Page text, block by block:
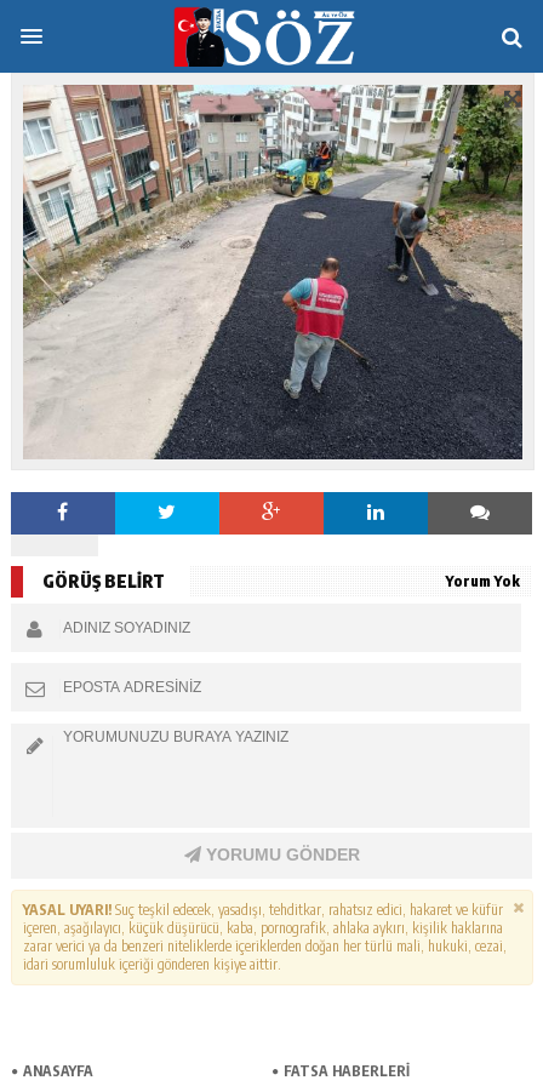
GÖRÜŞ BELİRT Yorum Yok
YORUMU GÖNDER
YASAL UYARI!Suç teşkil edecek, yasadışı, tehditkar, rahatsız edici, hakaret ve küfür
içeren, aşağılayıcı, küçük düşürücü, kaba, pornografik, ahlaka aykırı, kişilik haklarına
zarar verici ya da benzeri niteliklerde içeriklerden doğan her türlü mali, hukuki, cezai,
idari sorumluluk içeriği gönderen kişiye aittir.
ANASAYFA FATSA HABERLERI